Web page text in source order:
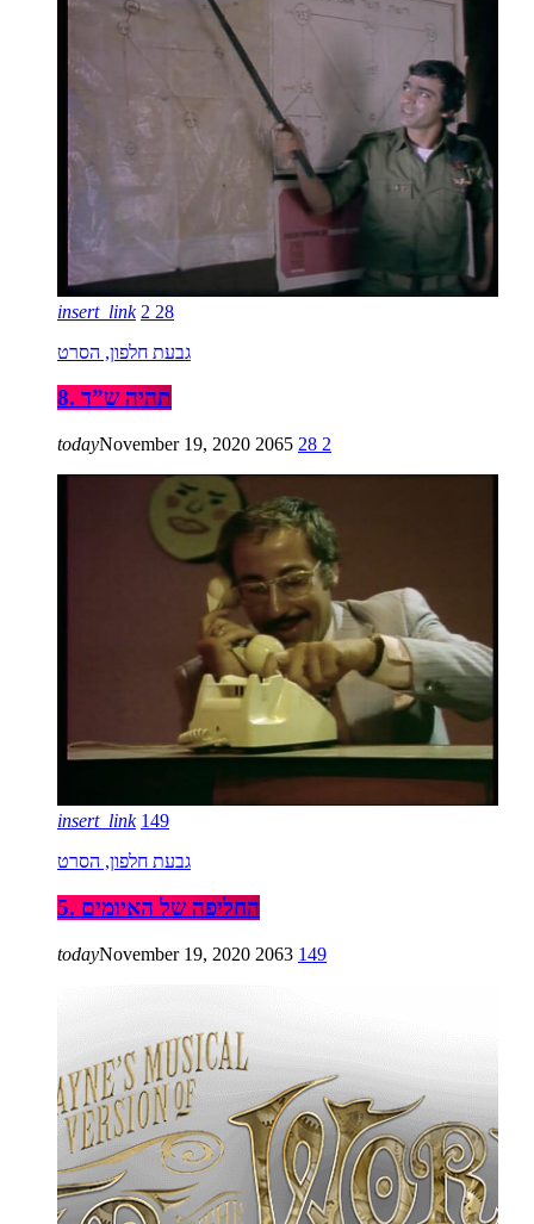
insert_link 2 28
גבעת חלפון, הסרט
8. תהיה ש”ד
todayNovember 19, 2020 2065 28 2
insert_link 149
גבעת חלפון, הסרט
5. החליפה של האיומים
todayNovember 19, 2020 2063 149